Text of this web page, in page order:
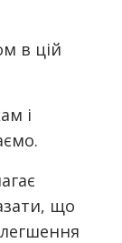
в цій
і
що